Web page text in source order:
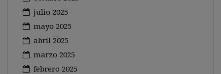
julio 2025
mayo 2025
abril 2025
marzo 2025
febrero 2025